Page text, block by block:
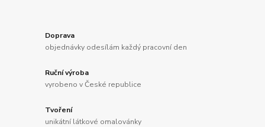
Doprava
objednávky odesílám každý pracovní den
Ruční výroba
vyrobeno v České republice
Tvoření
unikátní látkové omalovánky